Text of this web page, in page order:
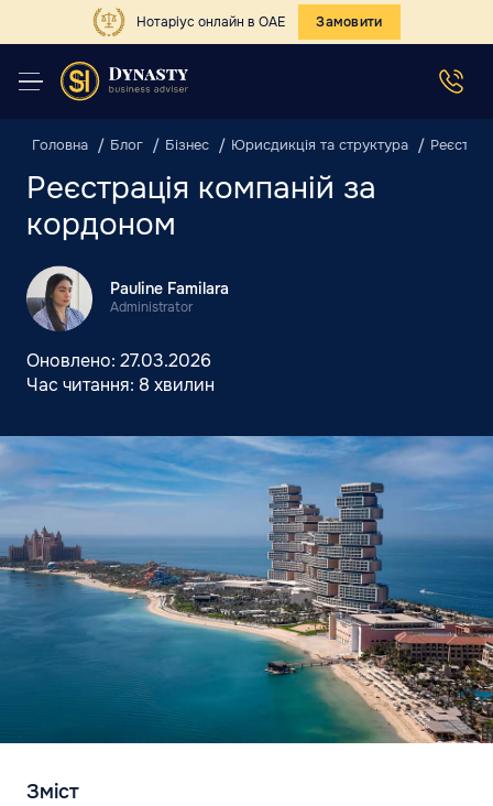
Нотаріус онлайн в ОАЕ Замовити
Головна Блог Бізнес Юрисдикція та структура
Реєстрація компаній за
кордоном
Pauline Familara
Administrator
Оновлено: 27.03.2026
Час читання: 8 хвилин
Зміст